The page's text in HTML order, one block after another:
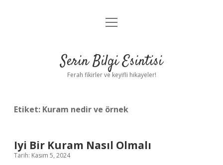
Anasayfa
Yasal Uyarı
menüyü
Serin Bilgi Esintisi
Ferah fikirler ve keyifli hikayeler!
Etiket: Kuram nedir ve örnek
Iyi Bir Kuram Nasıl Olmalı
Tarih: Kasım 5, 2024